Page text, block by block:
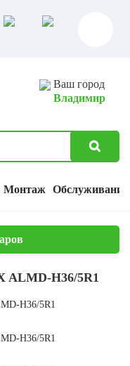
Ваш город
Владимир
Монтаж Обслуживание
ALMD-H36/5R1